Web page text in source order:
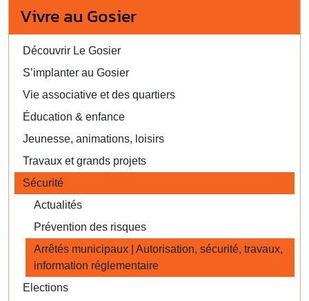
Vivre au Gosier
Découvrir Le Gosier
S’implanter au Gosier
Vie associative et des quartiers
Éducation & enfance
Jeunesse, animations, loisirs
Travaux et grands projets
Sécurité
Actualités
Prévention des risques
Arrêtés municipaux | Autorisation, sécurité, travaux,
information réglementaire
Elections